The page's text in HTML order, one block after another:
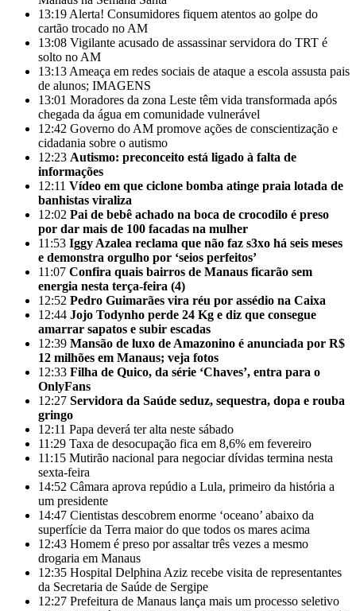
13:19 Alerta! Consumidores fiquem atentos ao golpe do
cartão trocado no AM
13:08 Vigilante acusado de assassinar servidora do TRT é
solto no AM
13:13 Ameaça em redes sociais de ataque a escola assusta pais
de alunos; IMAGENS
13:01 Moradores da zona Leste têm vida transformada após
chegada da água em comunidade vulnerável
12:42 Governo do AM promove ações de conscientização e
cidadania sobre o autismo
12:23 Autismo: preconceito está ligado à falta de
informações
12:11 Vídeo em que ciclone bomba atinge praia lotada de
banhistas viraliza
12:02 Pai de bebê achado na boca de crocodilo é preso
por dar mais de 100 facadas na mulher
11:53 Iggy Azalea reclama que não faz s3xo há seis meses
e demonstra orgulho por ‘seios perfeitos’
11:07 Confira quais bairros de Manaus ficarão sem
energia nesta terça-feira (4)
12:52 Pedro Guimarães vira réu por assédio na Caixa
12:44 Jojo Todynho perde 24 Kg e diz que consegue
amarrar sapatos e subir escadas
12:39 Mansão de luxo de Amazonino é anunciada por R$
12 milhões em Manaus; veja fotos
12:33 Filha de Quico, da série ‘Chaves’, entra para o
OnlyFans
12:27 Servidora da Saúde seduz, sequestra, dopa e rouba
gringo
12:11 Papa deverá ter alta neste sábado
11:29 Taxa de desocupação fica em 8,6% em fevereiro
11:15 Mutirão nacional para negociar dívidas termina nesta
sexta-feira
14:52 Câmara aprova repúdio a Lula, primeiro da história a
um presidente
14:47 Cientistas descobrem enorme ‘oceano’ abaixo da
superfície da Terra maior do que todos os mares acima
12:43 Homem é preso por assaltar três vezes a mesmo
drogaria em Manaus
12:35 Hospital Delphina Aziz recebe visita de representantes
da Secretaria de Saúde de Sergipe
12:27 Prefeitura de Manaus lança mais um processo seletivo